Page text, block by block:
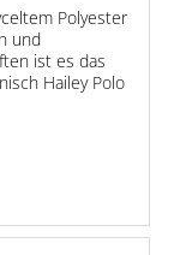
Polyester
und
ist es das
Hailey Polo